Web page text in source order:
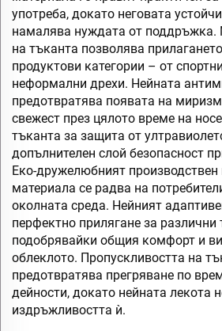
употреба, докато неговата
намалява нуждата от поддръжка.
на тъканта позволява
продуктови категории – от
неформални дрехи. Нейната
предотвратява появата на
свежест през цялото време на
тъканта за защита от
допълнителен слой безопасност
Еко-дружелюбният производствен
материала се радва на
околната среда. Нейният
перфектно прилягане за различни
подобрявайки общия комфорт и
облеклото. Пропускливостта на
предотвратява прегряване по
дейности, докато нейната лекота
издръжливостта ѝ.